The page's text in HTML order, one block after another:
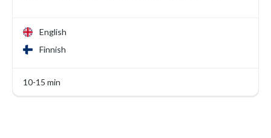
English
Finnish
10-15 min